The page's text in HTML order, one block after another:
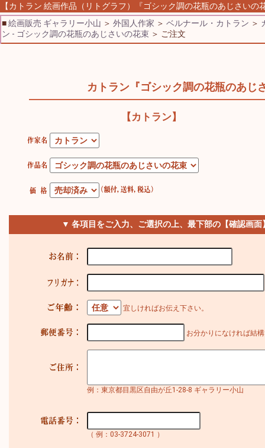
【カトラン 絵画作品（リトグラフ）『ゴシック調の花瓶のあじさいの
■絵画販売 ギャラリー小山 ＞ 外国人作家 ＞ ベルナール・カトラン ＞
ン - ゴシック調の花瓶のあじさいの花束 ＞ ご注文
カトラン『ゴシック調の花瓶のあじ
【カトラン】
▼ 各項目をご入力、ご選択の上、最下部の【確認画
宜しければお伝え下さい。
お分かりになければ結
例：東京都目黒区自由が丘1-28-8 ギャラリー小山
（ 例：03-3724-3071 ）